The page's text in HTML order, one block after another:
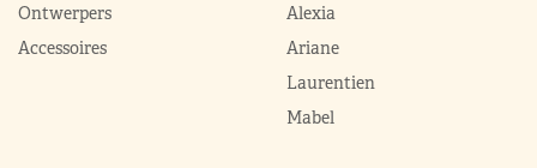
Ontwerpers
Accessoires
Alexia
Ariane
Laurentien
Mabel